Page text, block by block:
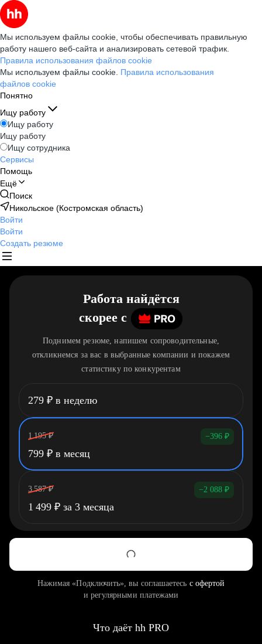
Мы используем файлы cookie, чтобы обеспечивать правильную
работу нашего веб-сайта и анализировать сетевой трафик.
Правила использования файлов cookie
Мы используем файлы cookie. Правила использования
файлов cookie
Понятно
Ищу работу
Ищу работу
Ищу работу
Ищу сотрудника
Сервисы
Помощь
Ещё
Поиск
Никольское (Костромская область)
Войти
Войти
Создать резюме
Работа найдётся
скорее c
Поднимем резюме, напишем сопроводительные,
откликнемся за вас в выбранные компании и покажем
статистику по конкурентам
279 ₽ в неделю
1 195 ₽ −396 ₽
799 ₽ в месяц
3 587 ₽ −2 088 ₽
1 499 ₽ за 3 месяца
Нажимая «Подключить», вы соглашаетесь с офертой
и регулярными платежами
Что даёт hh PRO